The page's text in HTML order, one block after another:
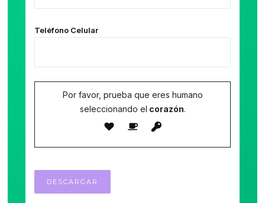
Teléfono Celular
Por favor, prueba que eres humano
seleccionando el corazón.